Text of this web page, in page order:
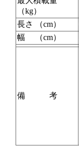
（kg）
長さ （cm）
幅 （cm）
備 考